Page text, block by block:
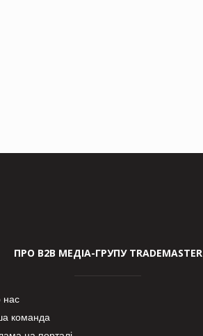
ПРО В2В МЕДІА-ГРУПУ TRADEMASTER
нас
команда